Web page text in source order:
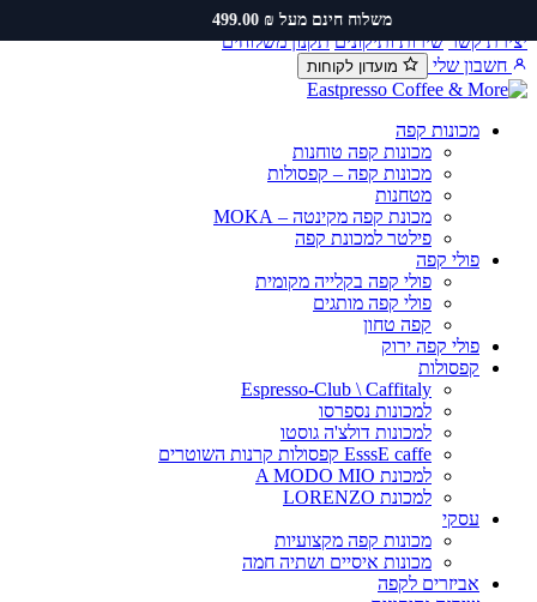
משלוח חינם מעל ₪ 499.00
יצירת קשר שירות ותיקונים תקנון משלוחים
חשבון שלי
מכונות קפה
מכונות קפה טוחנות
מכונות קפה – קפסולות
מטחנות
מכונת קפה מקינטה – MOKA
פילטר למכונת קפה
פולי קפה
פולי קפה בקלייה מקומית
פולי קפה מותגים
קפה טחון
פולי קפה ירוק
קפסולות
Espresso-Club \ Caffitaly
למכונות נספרסו
למכונות דולצ'ה גוסטו
EsssE caffe קפסולות קרנות השוטרים
למכונת A MODO MIO
למכונת LORENZO
עסקי
מכונות קפה מקצועיות
מכונות איסיים ושתיה חמה
אביזרים לקפה